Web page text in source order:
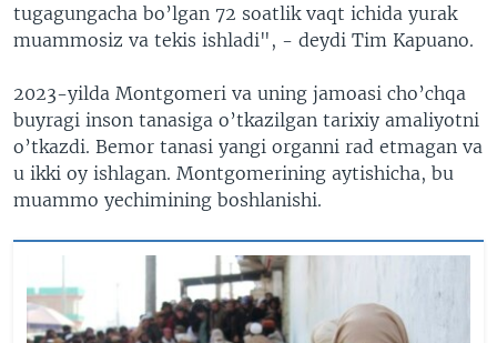
tugagungacha bo’lgan 72 soatlik vaqt ichida yurak
muammosiz va tekis ishladi", - deydi Tim Kapuano.
2023-yilda Montgomeri va uning jamoasi cho’chqa
buyragi inson tanasiga o’tkazilgan tarixiy amaliyotni
o’tkazdi. Bemor tanasi yangi organni rad etmagan va
u ikki oy ishlagan. Montgomerining aytishicha, bu
muammo yechimining boshlanishi.